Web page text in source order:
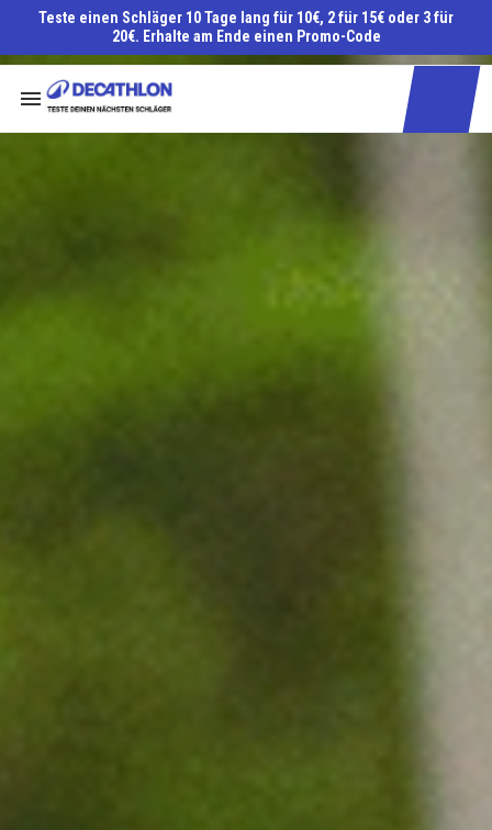
Teste einen Schläger 10 Tage lang für 10€, 2 für 15€ oder 3 für
20€. Erhalte am Ende einen Promo-Code